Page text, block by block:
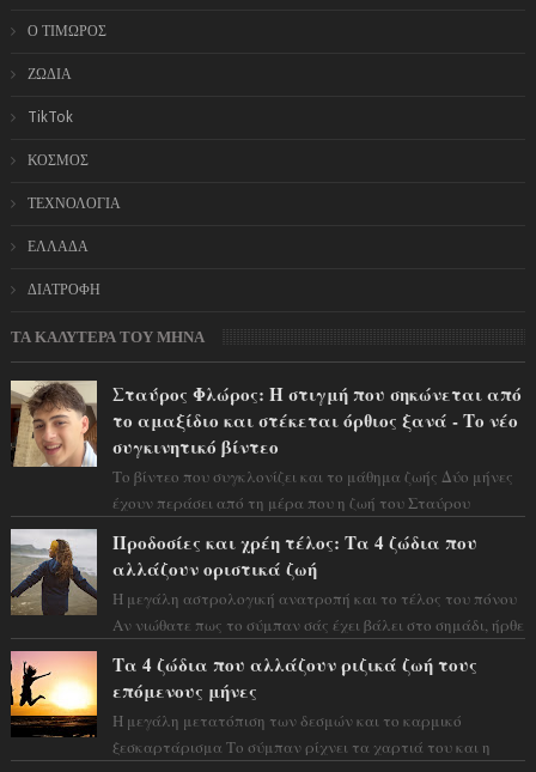
Ο ΤΙΜΩΡΟΣ
ΖΩΔΙΑ
TikTok
ΚΟΣΜΟΣ
ΤΕΧΝΟΛΟΓΙΑ
ΕΛΛΑΔΑ
ΔΙΑΤΡΟΦΗ
ΤΑ ΚΑΛΥΤΕΡΑ ΤΟΥ ΜΗΝΑ
Σταύρος Φλώρος: Η στιγμή που σηκώνεται από
το αμαξίδιο και στέκεται όρθιος ξανά - Το νέο
συγκινητικό βίντεο
Το βίντεο που συγκλονίζει και το μάθημα ζωής Δύο μήνες
έχουν περάσει από τη μέρα που η ζωή του Σταύρου
Προδοσίες και χρέη τέλος: Τα 4 ζώδια που
αλλάζουν οριστικά ζωή
Η μεγάλη αστρολογική ανατροπή και το τέλος του πόνου
Αν νιώθατε πως το σύμπαν σάς έχει βάλει στο σημάδι, ήρθε
Τα 4 ζώδια που αλλάζουν ριζικά ζωή τους
επόμενους μήνες
Η μεγάλη μετατόπιση των δεσμών και το καρμικό
ξεσκαρτάρισμα Το σύμπαν ρίχνει τα χαρτιά του και η